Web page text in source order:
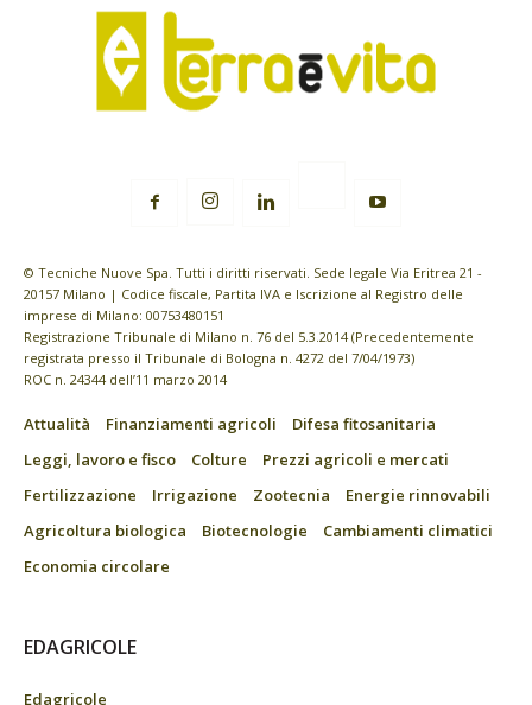
© Tecniche Nuove Spa. Tutti i diritti riservati. Sede legale Via Eritrea 21 -
20157 Milano | Codice fiscale, Partita IVA e Iscrizione al Registro delle
imprese di Milano: 00753480151
Registrazione Tribunale di Milano n. 76 del 5.3.2014 (Precedentemente
registrata presso il Tribunale di Bologna n. 4272 del 7/04/1973)
ROC n. 24344 dell’11 marzo 2014
Attualità Finanziamenti agricoli
Difesa fitosanitaria
Leggi, lavoro e fisco
Colture
Prezzi agricoli e mercati
Fertilizzazione
Irrigazione Zootecnia
Energie rinnovabili
Agricoltura biologica
Biotecnologie
Cambiamenti climatici
Economia circolare
EDAGRICOLE
Edagricole